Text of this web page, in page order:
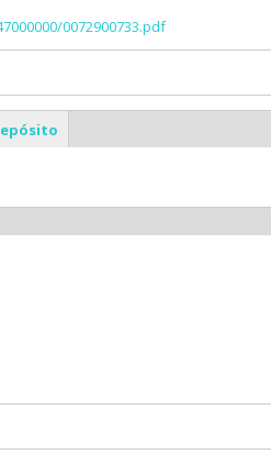
0072900733.pdf